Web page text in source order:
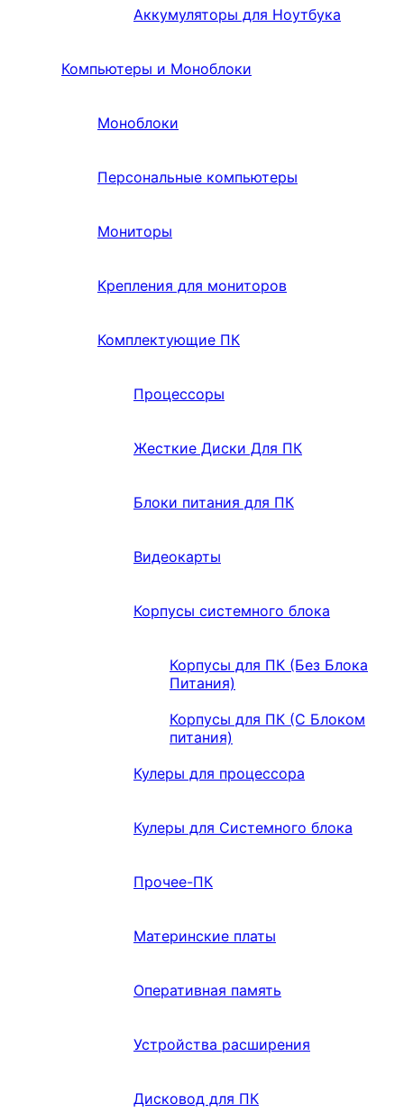
Аккумуляторы для Ноутбука
Компьютеры и Моноблоки
Моноблоки
Персональные компьютеры
Мониторы
Крепления для мониторов
Комплектующие ПК
Процессоры
Жесткие Диски Для ПК
Блоки питания для ПК
Видеокарты
Корпусы системного блока
Корпусы для ПК (Без Блока
Питания)
Корпусы для ПК (С Блоком
питания)
Кулеры для процессора
Кулеры для Системного блока
Прочее-ПК
Материнские платы
Оперативная память
Устройства расширения
Дисковод для ПК